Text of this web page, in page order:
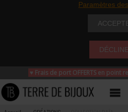
Paramètres
♥ Frais de port OFFERTS en point